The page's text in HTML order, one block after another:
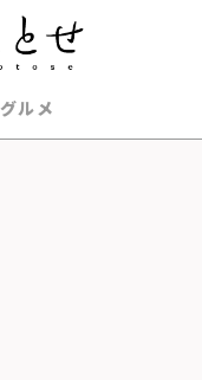
グルメ